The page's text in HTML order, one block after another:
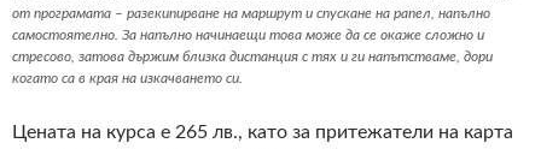
от програмата – разекипирване на маршрут и спускане на рапел, напълно
самостоятелно. За напълно начинаещи това може да се окаже сложно и
стресово, затова държим близка дистанция с тях и ги напътстваме, дори
когато са в края на изкачването си.
Цената на курса е 265 лв., като за притежатели на карта